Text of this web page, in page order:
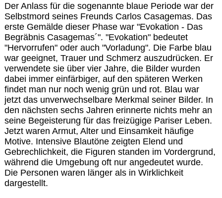
Der Anlass für die sogenannte blaue Periode war der
Selbstmord seines Freunds Carlos Casagemas. Das
erste Gemälde dieser Phase war "Evokation - Das
Begräbnis Casagemas´". "Evokation" bedeutet
"Hervorrufen" oder auch "Vorladung". Die Farbe blau
war geeignet, Trauer und Schmerz auszudrücken. Er
verwendete sie über vier Jahre, die Bilder wurden
dabei immer einfärbiger, auf den späteren Werken
findet man nur noch wenig grün und rot. Blau war
jetzt das unverwechselbare Merkmal seiner Bilder. In
den nächsten sechs Jahren erinnerte nichts mehr an
seine Begeisterung für das freizügige Pariser Leben.
Jetzt waren Armut, Alter und Einsamkeit häufige
Motive. Intensive Blautöne zeigten Elend und
Gebrechlichkeit, die Figuren standen im Vordergrund,
während die Umgebung oft nur angedeutet wurde.
Die Personen waren länger als in Wirklichkeit
dargestellt.